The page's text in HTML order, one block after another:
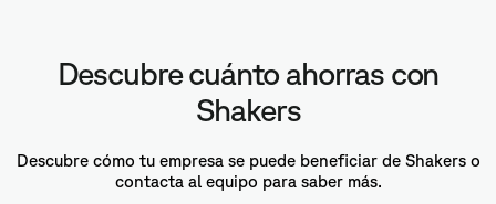
Descubre cuánto ahorras con
Shakers
Descubre cómo tu empresa se puede beneficiar de Shakers o
contacta al equipo para saber más.